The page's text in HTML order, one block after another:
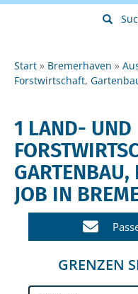
Start Bremerhaven
Forstwirtschaft,
1 LAND- UND
GARTENBAU,
JOB IN
GRENZEN